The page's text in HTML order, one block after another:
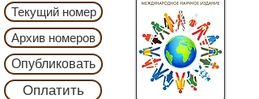
Текущий номер
Архив номеров
Опубликовать
Оплатить